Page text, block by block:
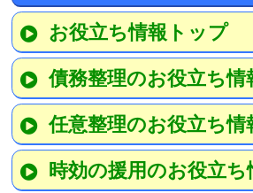
お役立ち情報トップ
債務整理のお役立ち情
任意整理のお役立ち情
時効の援用のお役立ち